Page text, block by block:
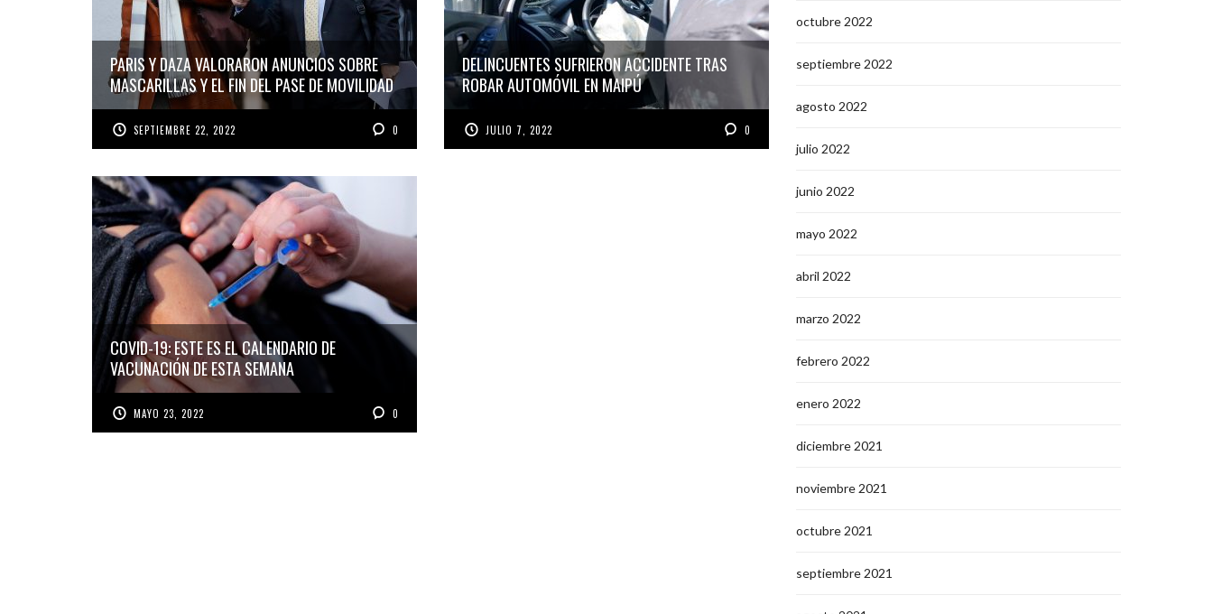
PARIS Y DAZA VALORARON ANUNCIOS SOBRE
MASCARILLAS Y EL FIN DEL PASE DE MOVILIDAD
SEPTIEMBRE 22, 2022 0
DELINCUENTES SUFRIERON ACCIDENTE TRAS
ROBAR AUTOMÓVIL EN MAIPÚ
JULIO 7, 2022 0
COVID-19: ESTE ES EL CALENDARIO DE
VACUNACIÓN DE ESTA SEMANA
MAYO 23, 2022 0
octubre 2022
septiembre 2022
agosto 2022
julio 2022
junio 2022
mayo 2022
abril 2022
marzo 2022
febrero 2022
enero 2022
diciembre 2021
noviembre 2021
octubre 2021
septiembre 2021